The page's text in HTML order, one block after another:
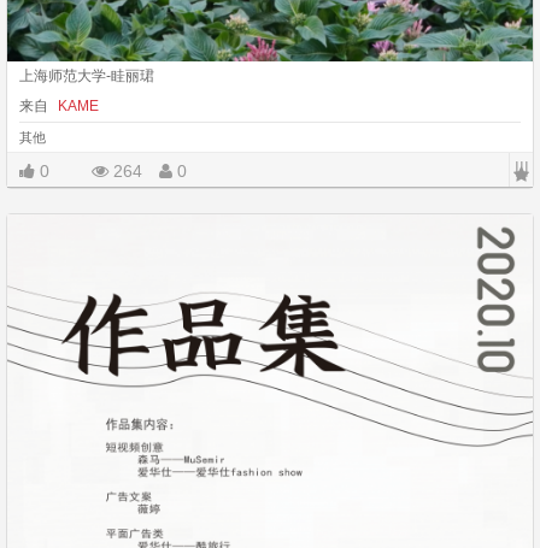
上海师范大学-眭丽珺
来自
KAME
其他
0 264 0 |||